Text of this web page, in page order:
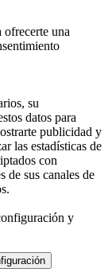
una
su
datos para
publicidad y
las estadísticas de
con
de sus canales de
y